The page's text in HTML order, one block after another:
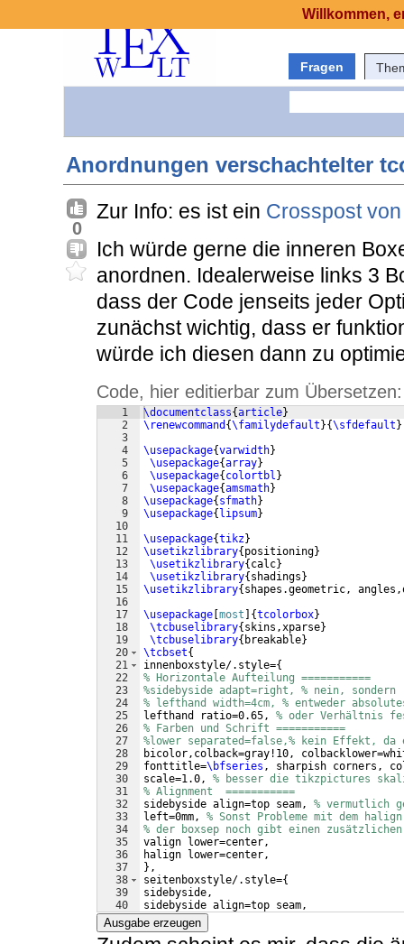
Fragen
Anordnungen verschachtelter
0
Zur Info: es ist ein Crosspost
Ich würde gerne die inneren
anordnen. Idealerweise links 3
dass der Code jenseits jeder
zunächst wichtig, dass er
würde ich diesen dann zu
Code, hier editierbar zum Übersetzen:
1
2
3
4
5
6
7
8
9
10
11
12
13
14
15
16
17
18
19
20
21
22
23
24
25
26
27
28
29
30
31
32
33
34
35
36
37
38
39
40
41
\documentclass{article}
\renewcommand {\familydefault }{\sfdefault }
\usepackage{varwidth}
\usepackage{array}
\usepackage{ colortbl }
\usepackage{amsmath}
\usepackage{ sfmath}
\usepackage{ lipsum}
\usepackage{tikz}
\usetikzlibrary{ positioning}
\usetikzlibrary{ calc}
\usetikzlibrary{ shadings }
\usetikzlibrary{ shapes.geometric,
\usepackage most {tcolorbox}
\tcbuselibrary{ skins,xparse}
\tcbuselibrary{ breakable}
\tcbset{
innenboxstyle/.style={
% Horizontale Aufteilung ===========
%sidebyside adapt=right, % nein, sondern
% lefthand width=4cm, % entweder
lefthand ratio=0.65, % oder Verhältnis
% Farben und Schrift ===========
%lower separated=false,% kein Effekt, da
bicolor,colback=gray!10,
fonttitle=\bfseries , sharpish corners,
scale=1.0, % besser die tikzpictures
% Alignment  ===========
sidebyside align=top seam, % vermutlich
left=0mm, % Sonst Probleme mit dem
% der boxsep noch gibt einen
valign lower=center,
halign lower=center,
} ,
seitenboxstyle/.style={
sidebyside,
sidebyside align=top seam,
sidebyside gap=3mm,
Ausgabe erzeugen
Willkommen,